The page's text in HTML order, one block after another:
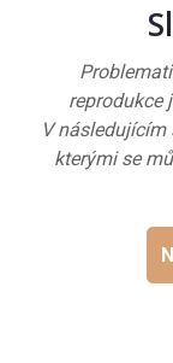
reprodukce
V následujícím
kterými se